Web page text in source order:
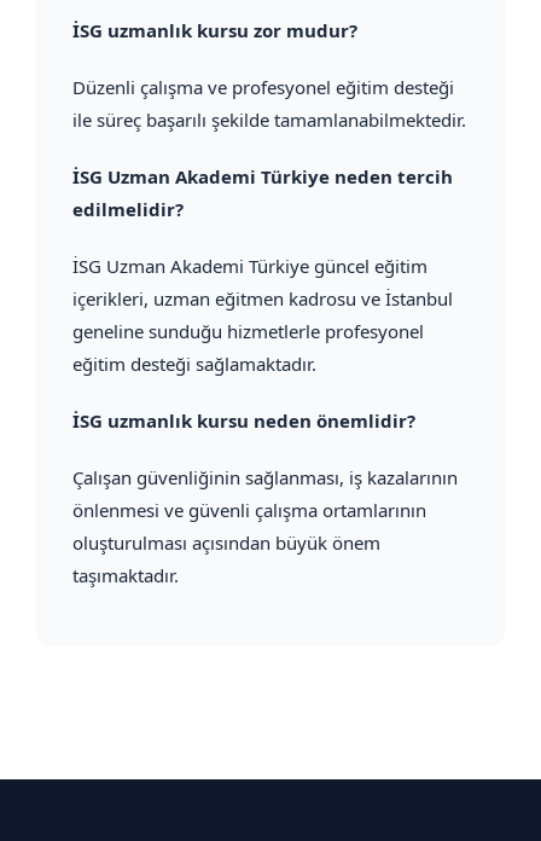
İSG uzmanlık kursu zor mudur?
Düzenli çalışma ve profesyonel eğitim desteği
ile süreç başarılı şekilde tamamlanabilmektedir.
İSG Uzman Akademi Türkiye neden tercih
edilmelidir?
İSG Uzman Akademi Türkiye güncel eğitim
içerikleri, uzman eğitmen kadrosu ve İstanbul
geneline sunduğu hizmetlerle profesyonel
eğitim desteği sağlamaktadır.
İSG uzmanlık kursu neden önemlidir?
Çalışan güvenliğinin sağlanması, iş kazalarının
önlenmesi ve güvenli çalışma ortamlarının
oluşturulması açısından büyük önem
taşımaktadır.